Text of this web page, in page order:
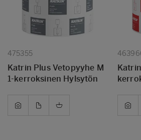
475355
Katrin Plus Vetopyyhe M
1-kerroksinen Hylsytön